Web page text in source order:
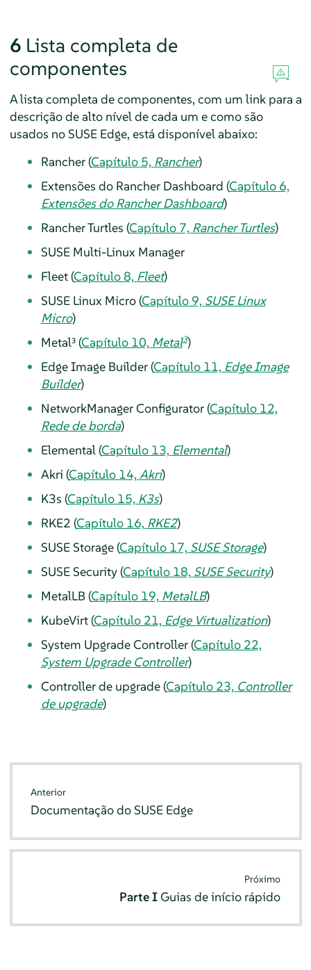
6 Lista completa de
componentes
A lista completa de componentes, com um link para a
descrição de alto nível de cada um e como são
usados no SUSE Edge, está disponível abaixo:
Rancher (Capítulo 5, Rancher)
Extensões do Rancher Dashboard (Capítulo 6,
Extensões do Rancher Dashboard)
Rancher Turtles (Capítulo 7, Rancher Turtles)
SUSE Multi-Linux Manager
Fleet (Capítulo 8, Fleet)
SUSE Linux Micro (Capítulo 9, SUSE Linux
Micro)
Metal³ (Capítulo 10, Metal3)
Edge Image Builder (Capítulo 11, Edge Image
Builder)
NetworkManager Configurator (Capítulo 12,
Rede de borda)
Elemental (Capítulo 13, Elemental)
Akri (Capítulo 14, Akri)
K3s (Capítulo 15, K3s)
RKE2 (Capítulo 16, RKE2)
SUSE Storage (Capítulo 17, SUSE Storage)
SUSE Security (Capítulo 18, SUSE Security)
MetalLB (Capítulo 19, MetalLB)
KubeVirt (Capítulo 21, Edge Virtualization)
System Upgrade Controller (Capítulo 22,
System Upgrade Controller)
Controller de upgrade (Capítulo 23, Controller
de upgrade)
Anterior
Documentação do SUSE Edge
Próximo
Parte IGuias de início rápido